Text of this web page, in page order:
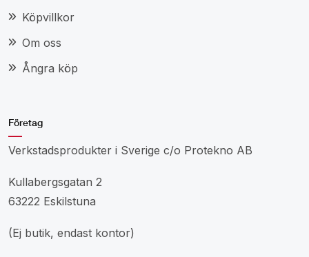
Köpvillkor
Om oss
Ångra köp
Företag
Verkstadsprodukter i Sverige c/o Protekno AB
Kullabergsgatan 2
63222 Eskilstuna
(Ej butik, endast kontor)